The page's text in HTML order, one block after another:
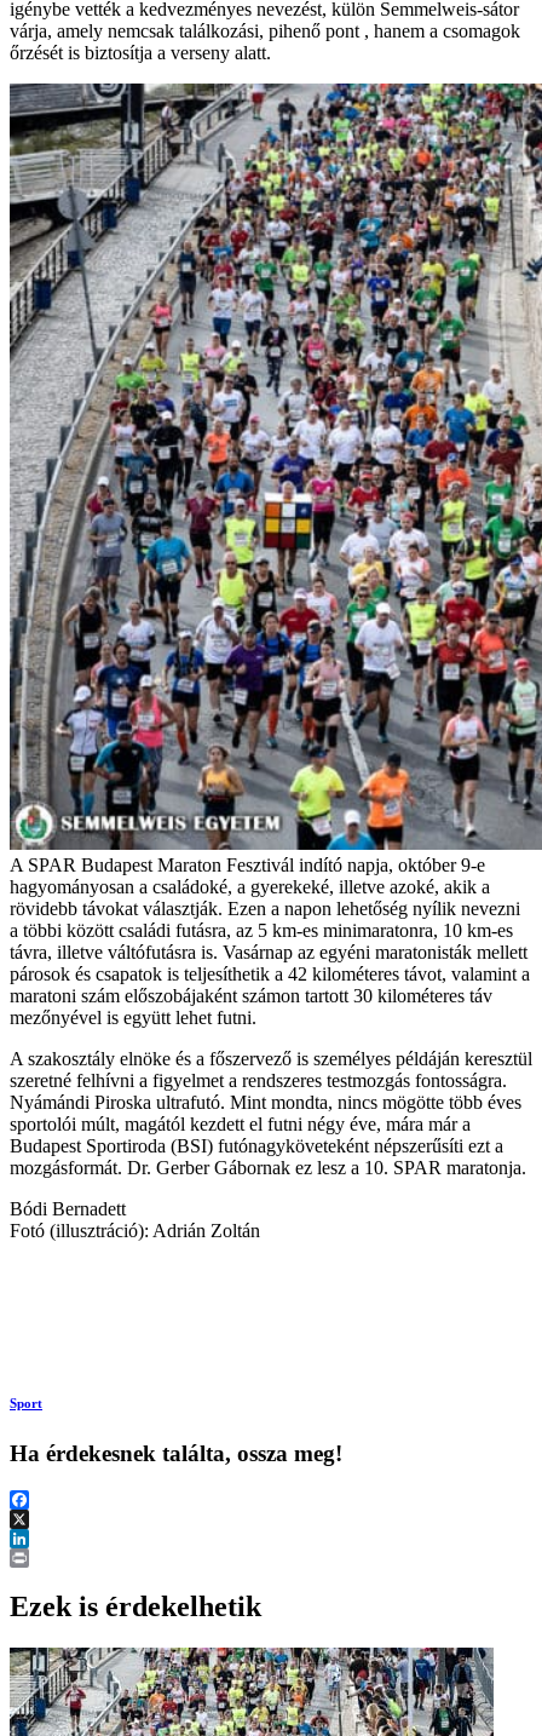
igénybe vették a kedvezményes nevezést, külön Semmelweis-sátor
várja, amely nemcsak találkozási, pihenő pont , hanem a csomagok
őrzését is biztosítja a verseny alatt.
A SPAR Budapest Maraton Fesztivál indító napja, október 9-e
hagyományosan a családoké, a gyerekeké, illetve azoké, akik a
rövidebb távokat választják. Ezen a napon lehetőség nyílik nevezni
a többi között családi futásra, az 5 km-es minimaratonra, 10 km-es
távra, illetve váltófutásra is. Vasárnap az egyéni maratonisták mellett
párosok és csapatok is teljesíthetik a 42 kilométeres távot, valamint a
maratoni szám előszobájaként számon tartott 30 kilométeres táv
mezőnyével is együtt lehet futni.
A szakosztály elnöke és a főszervező is személyes példáján keresztül
szeretné felhívni a figyelmet a rendszeres testmozgás fontosságra.
Nyámándi Piroska ultrafutó. Mint mondta, nincs mögötte több éves
sportolói múlt, magától kezdett el futni négy éve, mára már a
Budapest Sportiroda (BSI) futónagyköveteként népszerűsíti ezt a
mozgásformát. Dr. Gerber Gábornak ez lesz a 10. SPAR maratonja.
Bódi Bernadett
Fotó (illusztráció): Adrián Zoltán
Sport
Ha érdekesnek találta, ossza meg!
Facebook
X
LinkedIn
Ezek is érdekelhetik